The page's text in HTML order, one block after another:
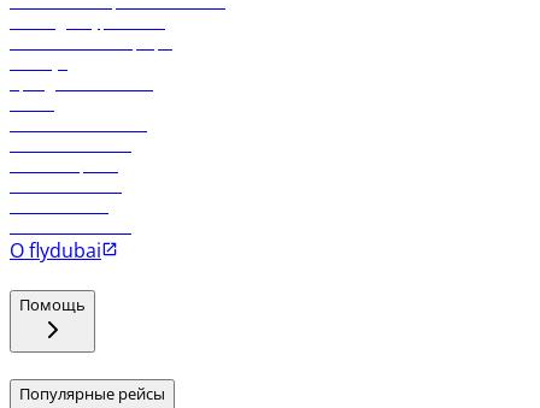
О flydubai
Помощь
Популярные рейсы